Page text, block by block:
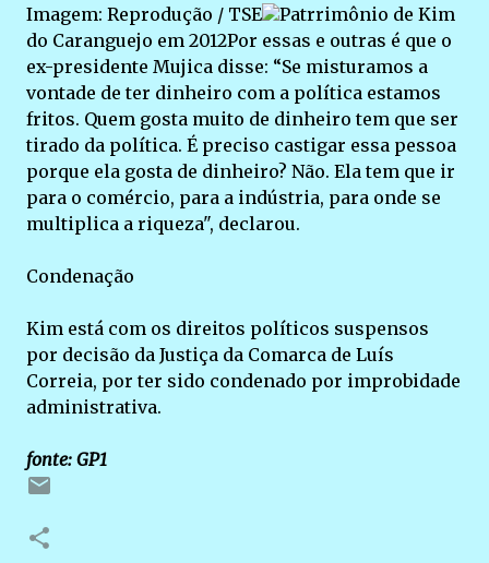
Imagem: Reprodução / TSE
Patrrimônio de Kim
do Caranguejo em 2012Por essas e outras é que o
ex-presidente Mujica disse: “Se misturamos a
vontade de ter dinheiro com a política estamos
fritos. Quem gosta muito de dinheiro tem que ser
tirado da política. É preciso castigar essa pessoa
porque ela gosta de dinheiro? Não. Ela tem que ir
para o comércio, para a indústria, para onde se
multiplica a riqueza", declarou.
Condenação
Kim está com os direitos políticos suspensos
por decisão da Justiça da Comarca de Luís
Correia, por ter sido condenado por improbidade
administrativa.
fonte: GP1